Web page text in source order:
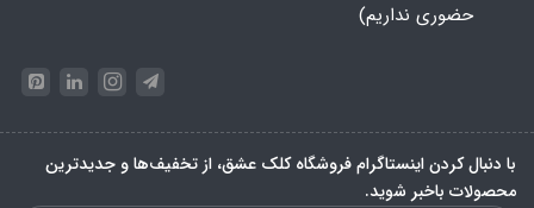
حضوری نداریم)
با دنبال کردن اینستاگرام فروشگاه کلک عشق، از تخفیف‌ها و جدیدترین‌
محصولات باخبر شوید.